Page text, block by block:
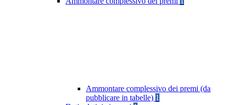
Ammontare complessivo dei premi (da
pubblicare in tabelle) 1